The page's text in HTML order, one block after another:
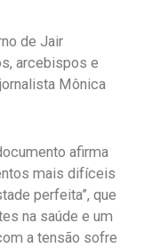
de Jair
arcebispos e
Mônica
afirma
mais difíceis
perfeita”, que
na saúde e um
a tensão sofre